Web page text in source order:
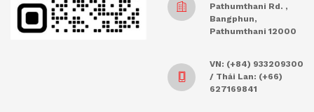
Pathumthani Rd. ,
Bangphun,
Pathumthani 12000
VN: (+84) 933209300
/ Thái Lan: (+66)
627169841